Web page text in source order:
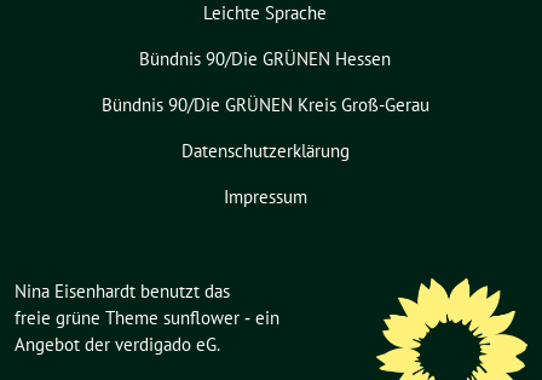
Leichte Sprache
Bündnis 90/Die GRÜNEN Hessen
Bündnis 90/Die GRÜNEN Kreis Groß-Gerau
Datenschutzerklärung
Impressum
Nina Eisenhardt benutzt das
freie grüne Theme sunflower ‐ ein
Angebot der verdigado eG.